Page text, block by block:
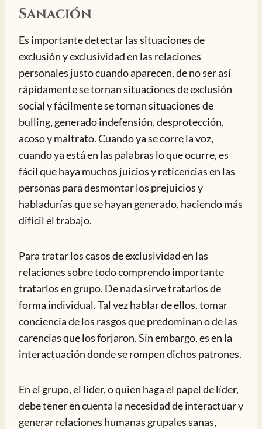
Sanación
Es importante detectar las situaciones de
exclusión y exclusividad en las relaciones
personales justo cuando aparecen, de no ser así
rápidamente se tornan situaciones de exclusión
social y fácilmente se tornan situaciones de
bulling, generado indefensión, desprotección,
acoso y maltrato. Cuando ya se corre la voz,
cuando ya está en las palabras lo que ocurre, es
fácil que haya muchos juicios y reticencias en las
personas para desmontar los prejuicios y
habladurías que se hayan generado, haciendo más
difícil el trabajo.
Para tratar los casos de exclusividad en las
relaciones sobre todo comprendo importante
tratarlos en grupo. De nada sirve tratarlos de
forma individual. Tal vez hablar de ellos, tomar
conciencia de los rasgos que predominan o de las
carencias que los forjaron. Sin embargo, es en la
interactuación donde se rompen dichos patrones.
En el grupo, el líder, o quien haga el papel de líder,
debe tener en cuenta la necesidad de interactuar y
generar relaciones humanas grupales sanas,